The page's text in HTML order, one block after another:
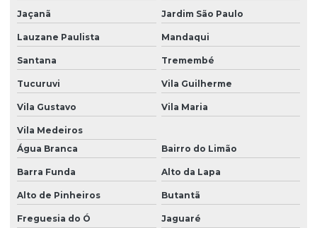
Filtro off line
Filtro de retorno hydac
Filtro de retorno parker
Filtro spin on
Filtro spin on hydac
Filtro spin on parker
Filtro spin on rexroth
Filtro de sucção
Filtro de sucção hydac
Jaçanã Jardim São Paulo
Lauzane Paulista Mandaqui
Santana Tremembé
Tucuruvi Vila Guilherme
Vila Gustavo Vila Maria
Vila Medeiros
Água Branca
Bairro do Limão
Barra Funda Alto da Lapa
Alto de Pinheiros Butantã
Freguesia do Ó Jaguaré